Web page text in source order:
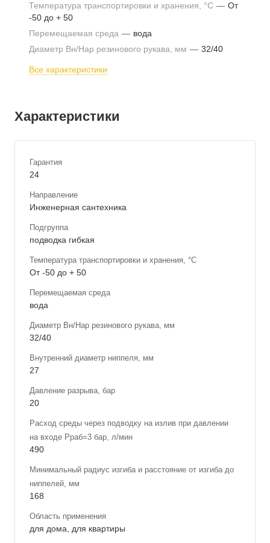
Температура транспортировки и хранения, °С — От
-50 до + 50
Перемещаемая среда — вода
Диаметр Вн/Нар резинового рукава, мм — 32/40
Все характеристики
Характеристики
Гарантия
24
Направление
Инженерная сантехника
Подгруппа
подводка гибкая
Температура транспортировки и хранения, °С
От -50 до + 50
Перемещаемая среда
вода
Диаметр Вн/Нар резинового рукава, мм
32/40
Внутренний диаметр ниппеля, мм
27
Давление разрыва, бар
20
Расход среды через подводку на излив при давлении
на входе Рраб=3 бар, л/мин
490
Минимальный радиус изгиба и расстояние от изгиба до
ниппелей, мм
168
Область применения
для дома, для квартиры